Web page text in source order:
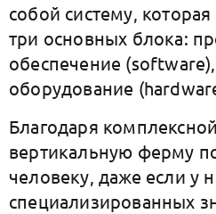
собой систему,
три основных блока:
обеспечение
оборудование
Благодаря
вертикальную ферму
человеку, даже если у
специализированных